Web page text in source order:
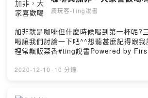
農玩客-Ting說書
加非就是咖啡但什麼時候喝到第一杯呢?
喝讓我們討論一下吧^^想聽甚麼記得跟
裡常飄飯菜香#ting說書Powered by
2020-12-10 · 10 分鐘